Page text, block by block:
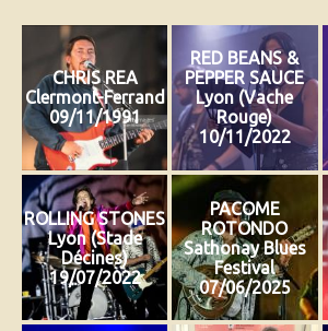
CHRIS REA
Clermont-Ferrand
09/11/1991
RED BEANS &
PEPPER SAUCE
Lyon (Vache
Rouge)
10/11/2022
ROLLING STONES
Lyon (Stade
Décines)
19/07/2022
PACOME
ROTONDO
Sathonay Blues
Festival
07/06/2025